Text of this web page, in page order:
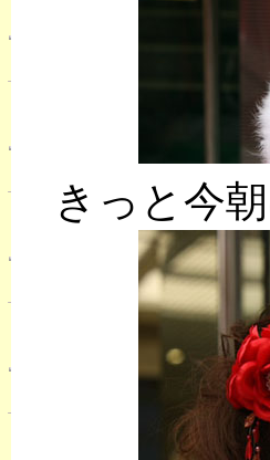
きっと今朝